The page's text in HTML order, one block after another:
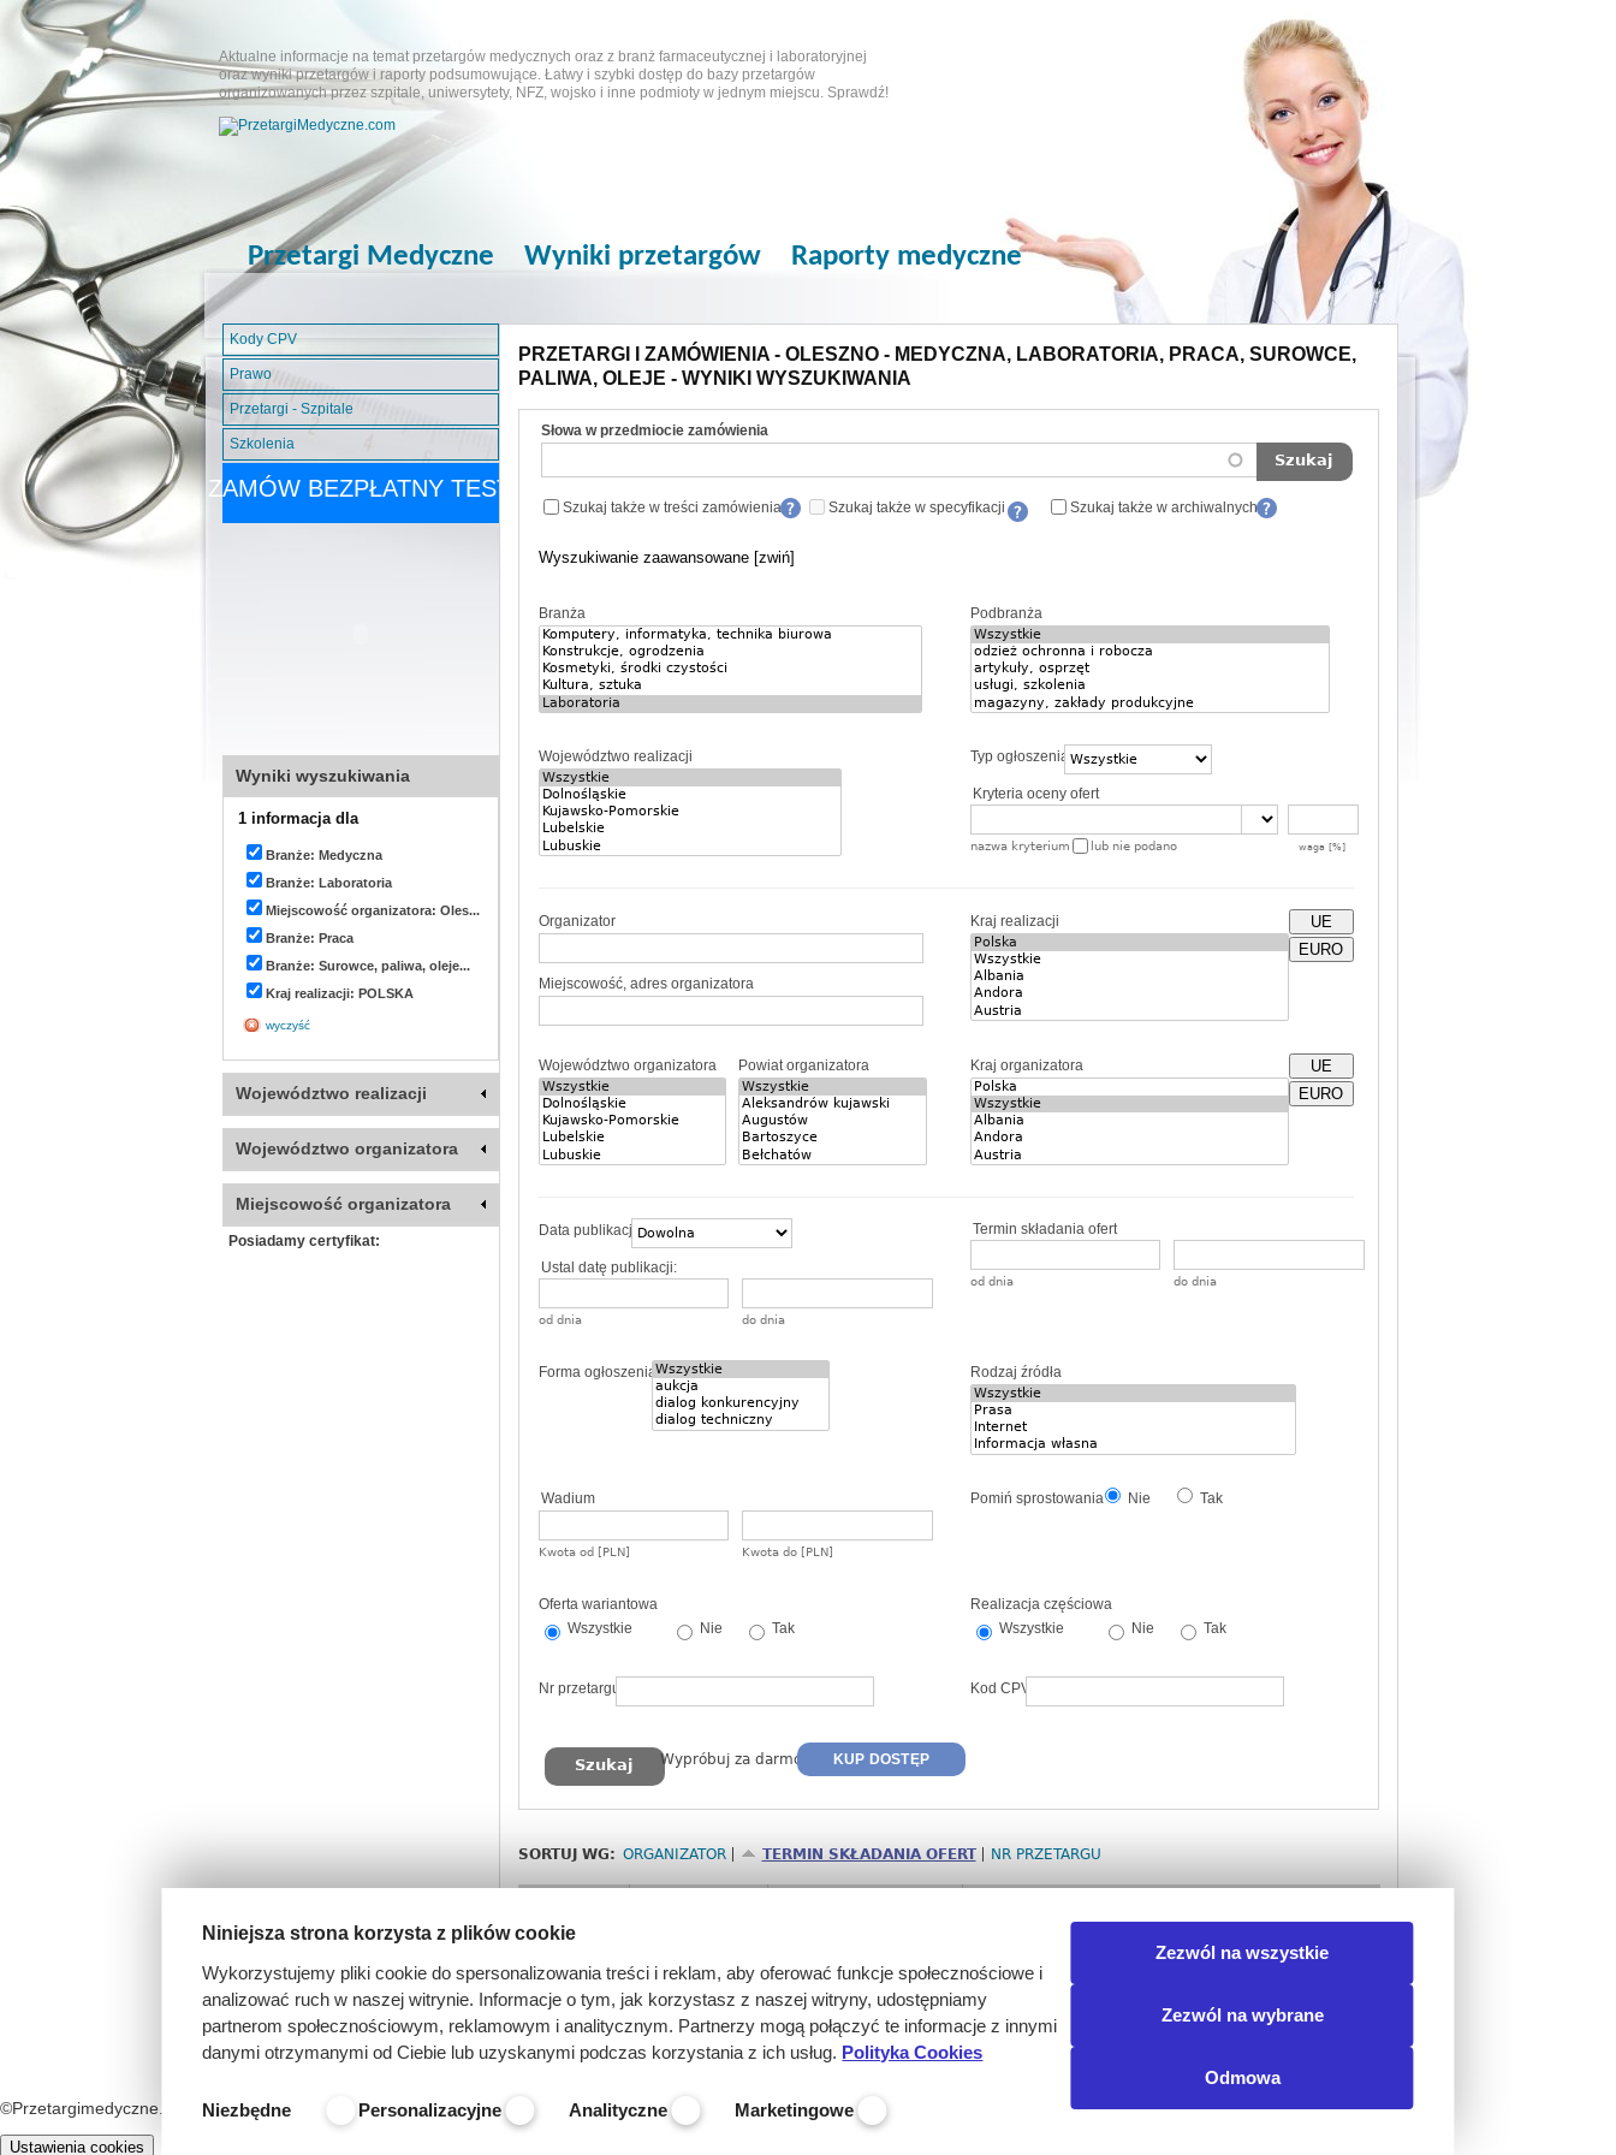
Aktualne informacje na temat przetargów medycznych oraz z branż farmaceutycznej i laboratoryjnej
oraz wyniki przetargów i raporty podsumowujące. Łatwy i szybki dostęp do bazy przetargów
organizowanych przez szpitale, uniwersytety, NFZ, wojsko i inne podmioty w jednym miejscu. Sprawdź!
Przetargi Medyczne Wyniki przetargów Raporty medyczne
PRZETARGI I ZAMÓWIENIA - OLESZNO - MEDYCZNA, LABORATORIA, PRACA, SUROWCE,
PALIWA, OLEJE - WYNIKI WYSZUKIWANIA
Słowa w przedmiocie zamówienia
Szukaj także w treści zamówienia Szukaj także w specyfikacji Szukaj także w archiwalnych
Wyszukiwanie zaawansowane [zwiń]
Branża Podbranża
Województwo realizacji Typ ogłoszenia
Kryteria oceny ofert
nazwa kryterium waga [%]
lub nie podano
Organizator
Miejscowość, adres organizatora
Kraj realizacji
UE
EURO
Województwo organizatora Powiat organizatora Kraj organizatora
UE
EURO
Data publikacji
Ustal datę publikacji:
od dnia do dnia
Termin składania ofert
od dnia do dnia
Forma ogłoszenia Rodzaj źródła
Wadium
Kwota od [PLN] Kwota do [PLN]
Pomiń sprostowania Nie Tak
Oferta wariantowa
Wszystkie
Nie Tak
Realizacja częściowa
Wszystkie
Nie Tak
Nr przetargu Kod CPV
Wypróbuj za darmo KUP DOSTĘP
SORTUJ WG: ORGANIZATOR TERMIN SKŁADANIA OFERT NR PRZETARGU
12674346
godz. 09:30
Dostawa produktów medycznych Część 1: ZADANIE 1:
„ Dostawa drobnego sprzętu...
(Pełne dane widoczne po uruchomieniu
bezpłatnego testu)
Kody CPV
Prawo
Przetargi - Szpitale
Szkolenia
ZAMÓW BEZPŁATNY TEST
Wyniki wyszukiwania
1 informacja dla
Branże: Medyczna
Branże: Laboratoria
Miejscowość organizatora: Oles...
Branże: Praca
Branże: Surowce, paliwa, oleje...
Kraj realizacji: POLSKA
wyczyść
Województwo realizacji
Województwo organizatora
Miejscowość organizatora
Posiadamy certyfikat:
©Przetargimedyczne.comO nas Kontakt Regulamin
Ustawienia cookies
Niniejsza strona korzysta z plików cookie
Wykorzystujemy pliki cookie do spersonalizowania treści i reklam, aby oferować funkcje społecznościowe i
analizować ruch w naszej witrynie. Informacje o tym, jak korzystasz z naszej witryny, udostępniamy
partnerom społecznościowym, reklamowym i analitycznym. Partnerzy mogą połączyć te informacje z innymi
danymi otrzymanymi od Ciebie lub uzyskanymi podczas korzystania z ich usług. Polityka Cookies
Niezbędne Personalizacyjne Analityczne Marketingowe
Zezwól na wszystkie
Zezwól na wybrane
Odmowa